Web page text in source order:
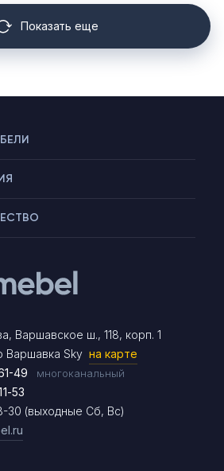
Показать еще
Варшавское ш., 118, корп. 1
Варшавка Sky на карте
30 (выходные Сб, Вс)
49 многоканальный
53
сайте